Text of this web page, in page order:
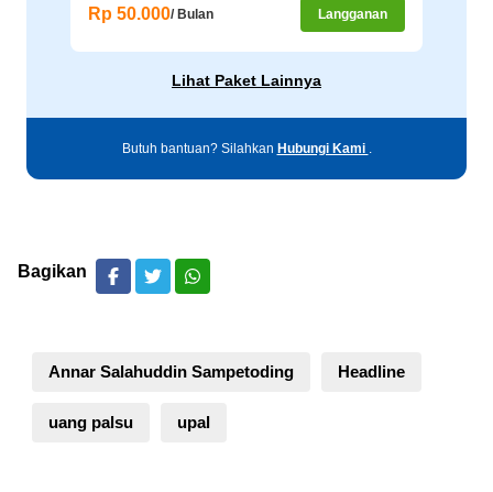
Rp 50.000/ Bulan Langganan
Lihat Paket Lainnya
Butuh bantuan? Silahkan Hubungi Kami .
Bagikan
Annar Salahuddin Sampetoding Headline
uang palsu upal